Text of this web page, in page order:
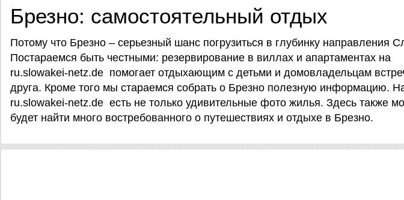
Брезно: самостоятельный отдых
Потому что Брезно – серьезный шанс погрузиться в глубинку направления
Постараемся быть честными: резервирование в виллах и апартаментах на
ru.slowakei-netz.de помогает отдыхающим с детьми и домовладельцам
друга. Кроме того мы стараемся собрать о Брезно полезную информацию.
ru.slowakei-netz.de есть не только удивительные фото жилья. Здесь также
будет найти много востребованного о путешествиях и отдыхе в Брезно.